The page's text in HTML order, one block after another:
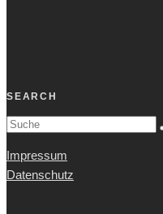
SEARCH
Impressum
Datenschutz